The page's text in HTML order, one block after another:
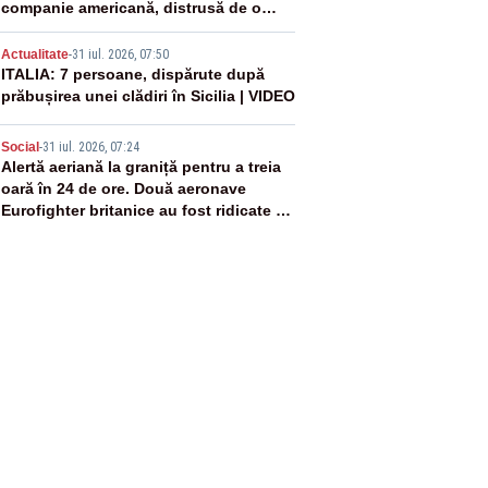
companie americană, distrusă de o
rachetă rusească
Actualitate-31 iul. 2026, 07:50
ITALIA: 7 persoane, dispărute după
prăbușirea unei clădiri în Sicilia | VIDEO
Social -31 iul. 2026, 07:24
Alertă aeriană la graniță pentru a treia
oară în 24 de ore. Două aeronave
Eurofighter britanice au fost ridicate de